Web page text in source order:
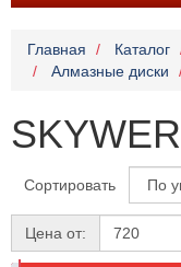
Главная Каталог
Алмазные диски
SKYWER
Сортировать
Цена от: